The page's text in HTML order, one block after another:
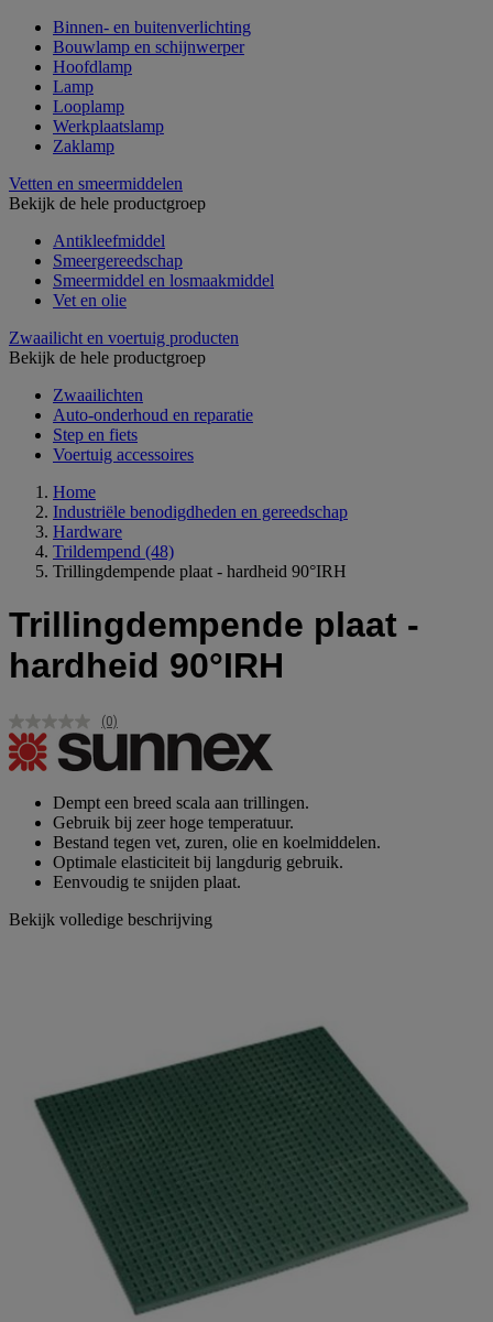
Binnen- en buitenverlichting
Bouwlamp en schijnwerper
Hoofdlamp
Lamp
Looplamp
Werkplaatslamp
Zaklamp
Vetten en smeermiddelen
Bekijk de hele productgroep
Antikleefmiddel
Smeergereedschap
Smeermiddel en losmaakmiddel
Vet en olie
Zwaailicht en voertuig producten
Bekijk de hele productgroep
Zwaailichten
Auto-onderhoud en reparatie
Step en fiets
Voertuig accessoires
Home
Industriële benodigdheden en gereedschap
Hardware
Trildempend (48)
Trillingdempende plaat - hardheid 90°IRH
Trillingdempende plaat -
hardheid 90°IRH
Geen
scorewaarde.
Dezelfde
(0)
Dempt een breed scala aan trillingen.
Gebruik bij zeer hoge temperatuur.
Bestand tegen vet, zuren, olie en koelmiddelen.
Optimale elasticiteit bij langdurig gebruik.
Eenvoudig te snijden plaat.
Bekijk volledige beschrijving